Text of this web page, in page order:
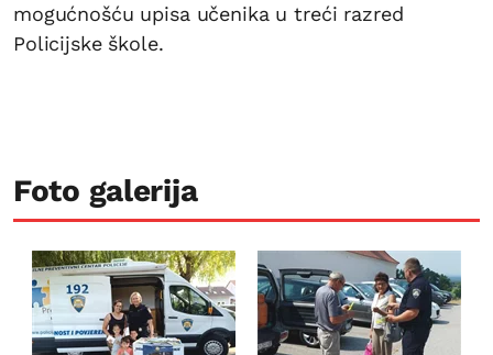
mogućnošću upisa učenika u treći razred
Policijske škole.
Foto galerija